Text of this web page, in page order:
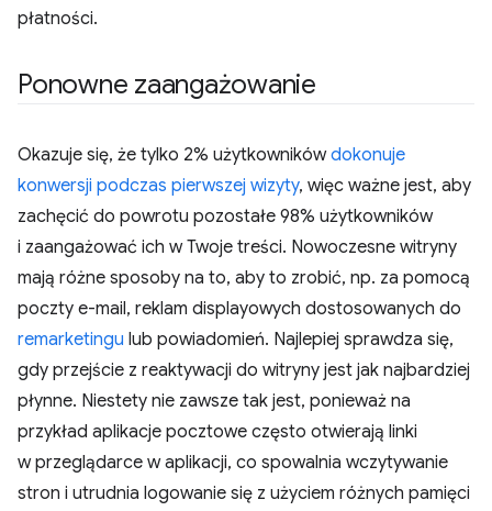
płatności.
Ponowne zaangażowanie
Okazuje się, że tylko 2% użytkownikówdokonuje
konwersji podczas pierwszej wizyty, więc ważne jest, aby
zachęcić do powrotu pozostałe 98% użytkowników
i zaangażować ich w Twoje treści. Nowoczesne witryny
mają różne sposoby na to, aby to zrobić, np. za pomocą
poczty e-mail, reklam displayowych dostosowanych do
remarketingu lub powiadomień. Najlepiej sprawdza się,
gdy przejście z reaktywacji do witryny jest jak najbardziej
płynne. Niestety nie zawsze tak jest, ponieważ na
przykład aplikacje pocztowe często otwierają linki
w przeglądarce w aplikacji, co spowalnia wczytywanie
stron i utrudnia logowanie się z użyciem różnych pamięci